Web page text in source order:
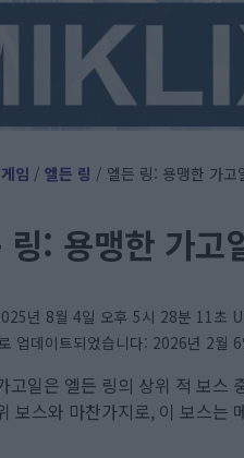
게임 / 엘든 링 / 엘든 링: 용맹한 가고
링: 용맹한 가고
년 8월 4일 오후 5시 28분 11초
업데이트되었습니다: 2026년 2월
고일은 엘든 링의 상위 적 보스
보스와 마찬가지로, 이 보스는